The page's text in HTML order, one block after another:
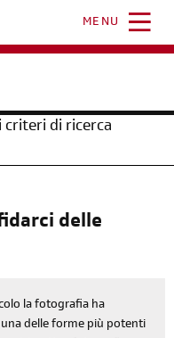
MENU
criteri di ricerca
delle
la fotografia ha
delle forme più potenti